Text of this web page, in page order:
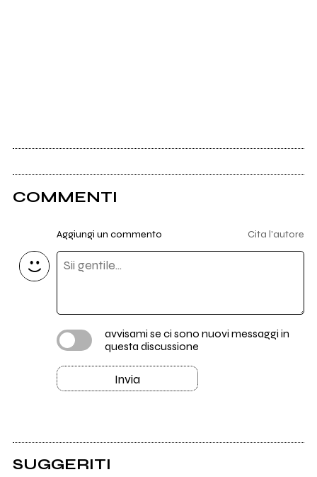
COMMENTI
Aggiungi un commento Cita l'autore
avvisami se ci sono nuovi messaggi in
questa discussione
Invia
SUGGERITI